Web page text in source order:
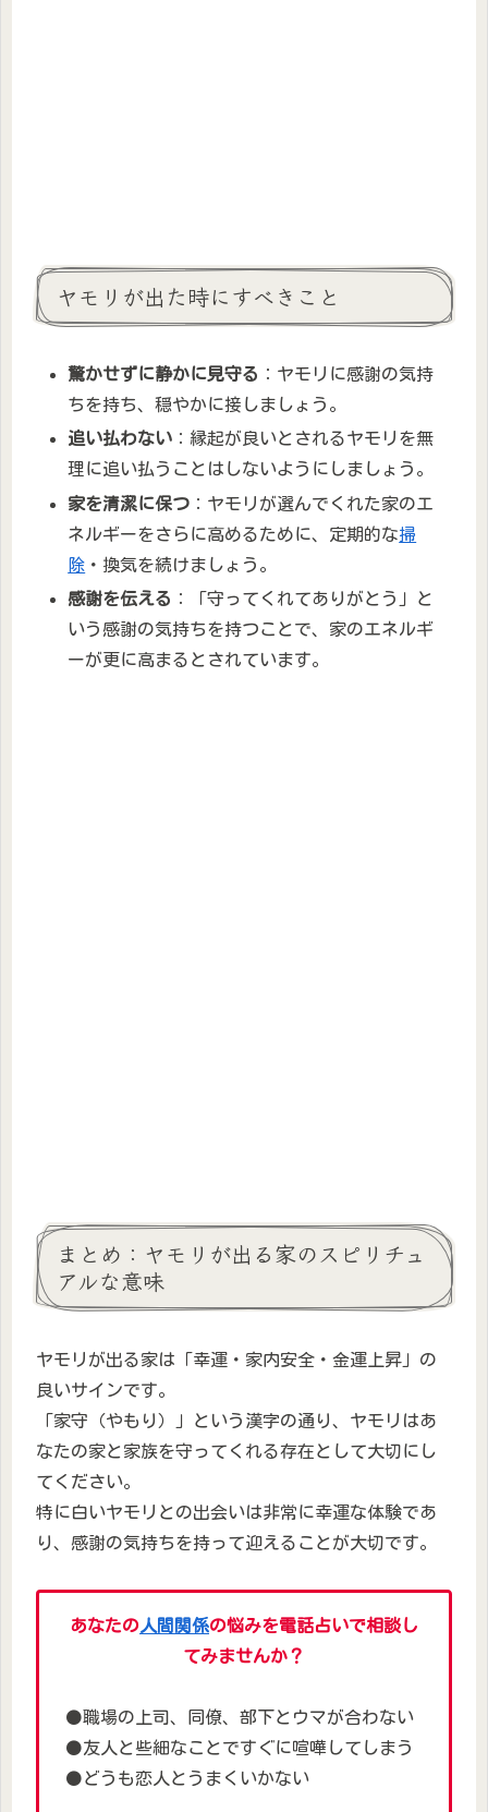
ヤモリが出た時にすべきこと
驚かせずに静かに見守る ：ヤモリに感謝の気持
ちを持ち、穏やかに接しましょう。
追い払わない ：縁起が良いとされるヤモリを無
理に追い払うことはしないようにしましょう。
家を清潔に保つ ：ヤモリが選んでくれた家のエ
ネルギーをさらに高めるために、定期的な掃
除 ・換気を続けましょう。
感謝を伝える ：「守ってくれてありがとう」と
いう感謝の気持ちを持つことで、家のエネルギ
ーが更に高まるとされています。
まとめ：ヤモリが出る家のスピリチュ
アルな意味
ヤモリが出る家は「幸運・家内安全・金運上昇」の
良いサインです。
「家守（やもり）」という漢字の通り、ヤモリはあ
なたの家と家族を守ってくれる存在として大切にし
てください。
特に白いヤモリとの出会いは非常に幸運な体験であ
り、感謝の気持ちを持って迎えることが大切です。
あなたの人間関係の悩みを電話占いで相談し
てみませんか？
⚫職場の上司、同僚、部下とウマが合わない
⚫友人と些細なことですぐに喧嘩してしまう
⚫どうも恋人とうまくいかない